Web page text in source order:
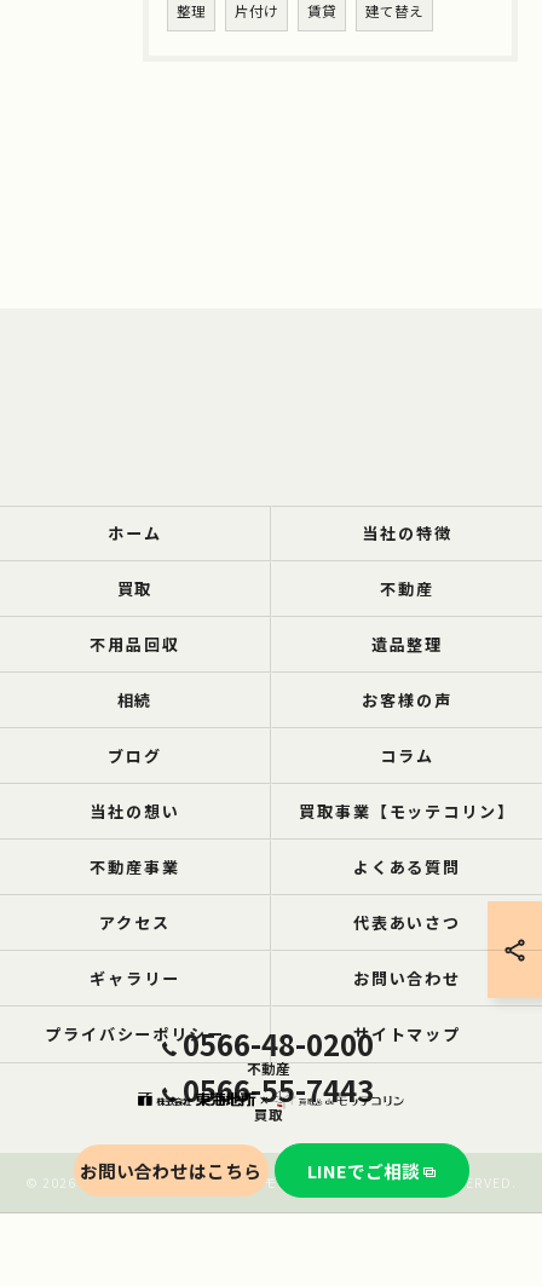
整理 片付け 賃貸 建て替え
0566-48-0200
不動産
0566-55-7443
買取
お問い合わせはこちら LINEでご相談
ホーム 当社の特徴
買取 不動産
不用品回収 遺品整理
相続 お客様の声
ブログ コラム
当社の想い 買取事業【モッテコリン】
不動産事業 よくある質問
アクセス 代表あいさつ
ギャラリー お問い合わせ
プライバシーポリシー サイトマップ
© 2026 愛知の空き家なら買取ル de モッテコリン ALL RIGHTS RESERVED.